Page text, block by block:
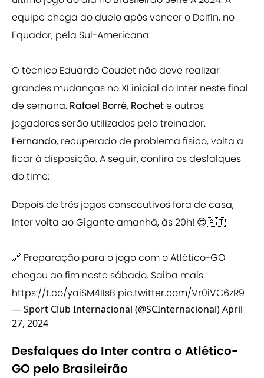
equipe chega ao duelo após vencer o Delfín, no
Equador, pela Sul-Americana.
O técnico Eduardo Coudet não deve realizar
grandes mudanças no XI inicial do Inter neste final
de semana. Rafael Borré, Rochete outros
jogadores serão utilizados pelo treinador.
Fernando, recuperado de problema físico, volta a
ficar à disposição. A seguir, confira os desfalques
do time:
Depois de três jogos consecutivos fora de casa,
Inter volta ao Gigante amanhã, às 20h! 😍🇦🇹
🔗 Preparação para o jogo com o Atlético-GO
chegou ao fim neste sábado. Saiba mais:
https://t.co/yaiSM4IIsB pic.twitter.com/Vr0iVC6zR9
— Sport Club Internacional (@SCInternacional)April
27, 2024
Desfalques do Inter contra o Atlético-
GO pelo Brasileirão